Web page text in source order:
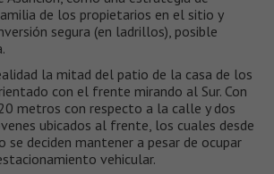
de los propietarios en el sitio y
segura (en ladrillos), posible
la mitad del patio de la casa de los
con el frente mirando al Sur. Con
metros con respecto a la calle y dos
ubicados al frente, los cuales desde
se deciden mantener a pesar de ocupar
vehicular.